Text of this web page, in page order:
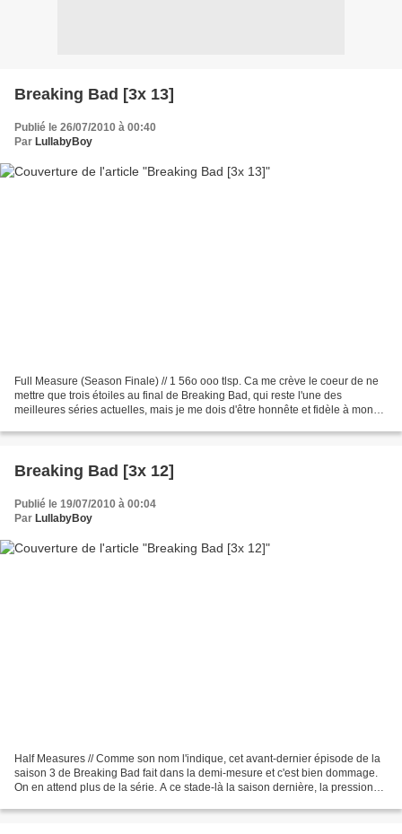
Breaking Bad [3x 13]
Publié le 26/07/2010 à 00:40
Par LullabyBoy
Full Measure (Season Finale) // 1 56o ooo tlsp. Ca me crève le coeur de ne
mettre que trois étoiles au final de Breaking Bad, qui reste l'une des
meilleures séries actuelles, mais je me dois d'être honnête et fidèle à mon
Breaking Bad [3x 12]
Publié le 19/07/2010 à 00:04
Par LullabyBoy
Half Measures // Comme son nom l'indique, cet avant-dernier épisode de la
saison 3 de Breaking Bad fait dans la demi-mesure et c'est bien dommage.
On en attend plus de la série. A ce stade-là la saison dernière, la pression